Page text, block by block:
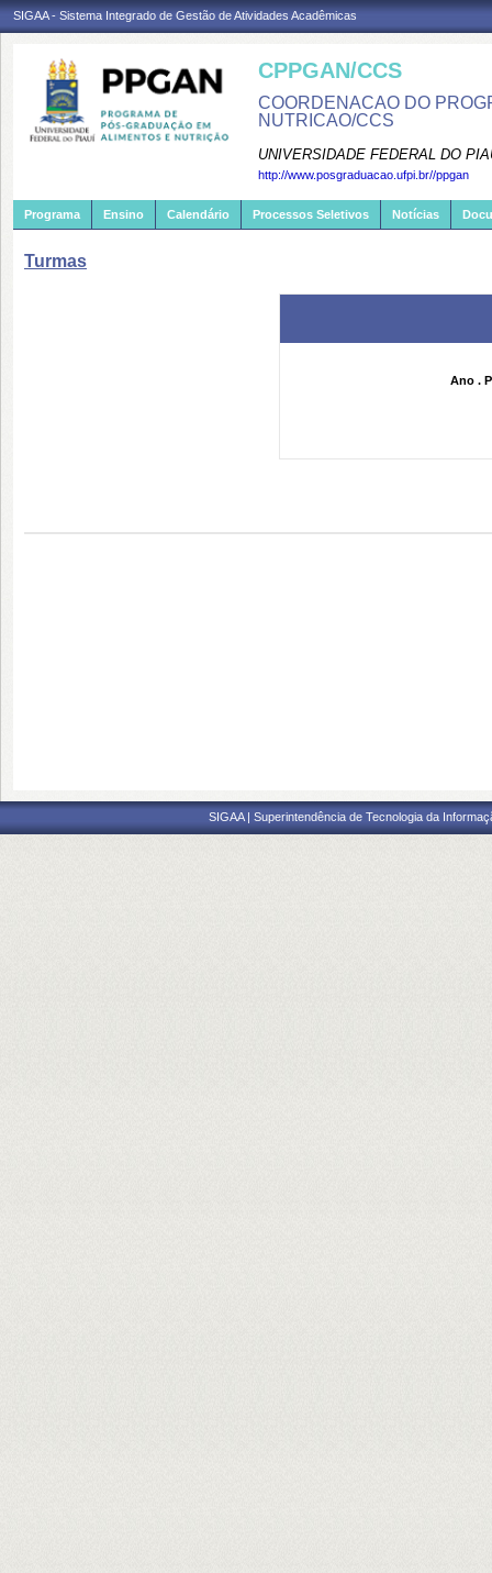
SIGAA - Sistema Integrado de Gestão de Atividades Acadêmicas
CPPGAN/CCS
COORDENACAO DO
NUTRICAO/CCS
UNIVERSIDADE FEDERAL DO
http://www.posgraduacao.ufpi.br//ppgan
Programa Ensino Calendário Processos Seletivos Notícias
Turmas
Ano .
SIGAA | Superintendência de Tecnologia da